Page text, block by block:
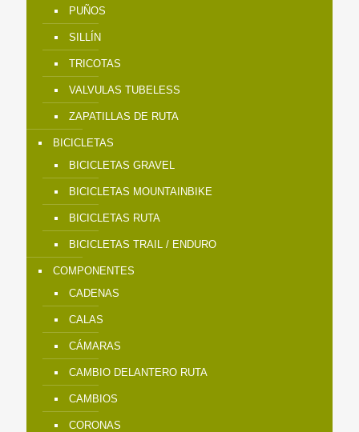
PUÑOS
SILLÍN
TRICOTAS
VALVULAS TUBELESS
ZAPATILLAS DE RUTA
BICICLETAS
BICICLETAS GRAVEL
BICICLETAS MOUNTAINBIKE
BICICLETAS RUTA
BICICLETAS TRAIL / ENDURO
COMPONENTES
CADENAS
CALAS
CÁMARAS
CAMBIO DELANTERO RUTA
CAMBIOS
CORONAS